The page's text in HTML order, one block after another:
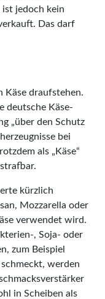
jedoch kein
Das darf
Käse draufstehen.
deutsche Käse-
„über den Schutz
bei
als „Käse“
kürzlich
Mozzarella oder
verwendet wird.
, Soja- oder
zum Beispiel
werden
in Scheiben als